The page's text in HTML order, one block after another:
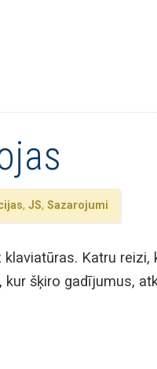
, JS, Sazarojumi
Katru
šķiro gadījumus,